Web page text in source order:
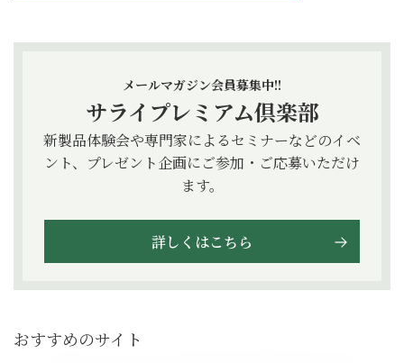
メールマガジン会員募集中!!
サライプレミアム倶楽部
新製品体験会や専門家によるセミナーなどのイベ
ント、プレゼント企画にご参加・ご応募いただけ
ます。
詳しくはこちら
おすすめのサイト